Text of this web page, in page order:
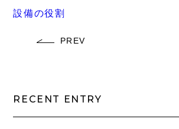
設備の役割
PREV
RECENT ENTRY